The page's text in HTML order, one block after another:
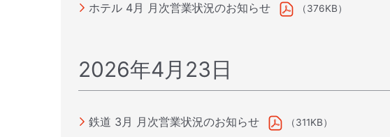
ホテル 4月 月次営業状況のお知らせ （376KB）
2026年4月23日
鉄道 3月 月次営業状況のお知らせ （311KB）